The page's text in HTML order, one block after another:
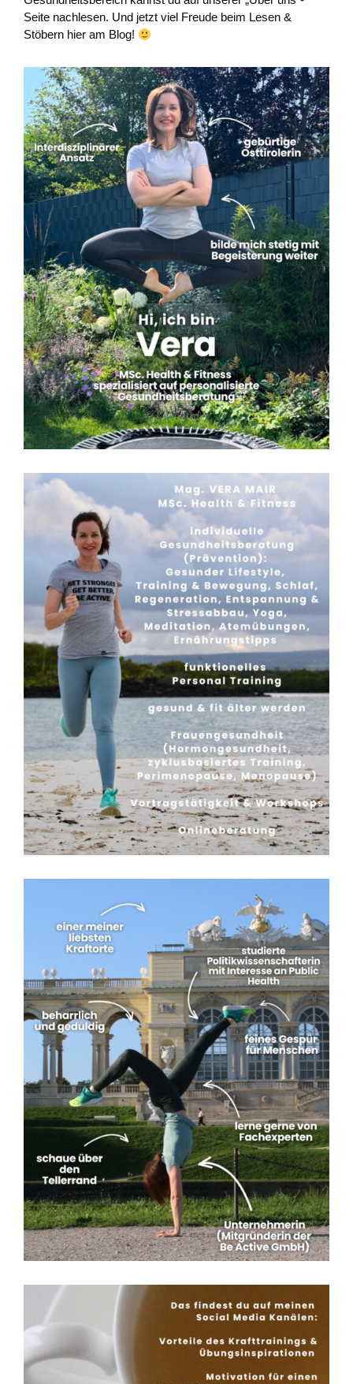
Seite nachlesen. Und jetzt viel Freude beim Lesen &
Stöbern hier am Blog!